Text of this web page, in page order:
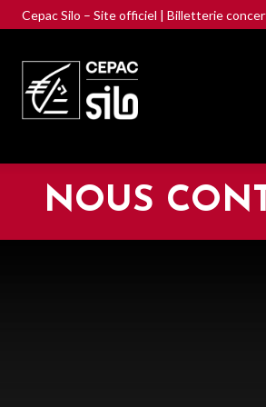
Cepac Silo – Site officiel | Billetterie
NOUS